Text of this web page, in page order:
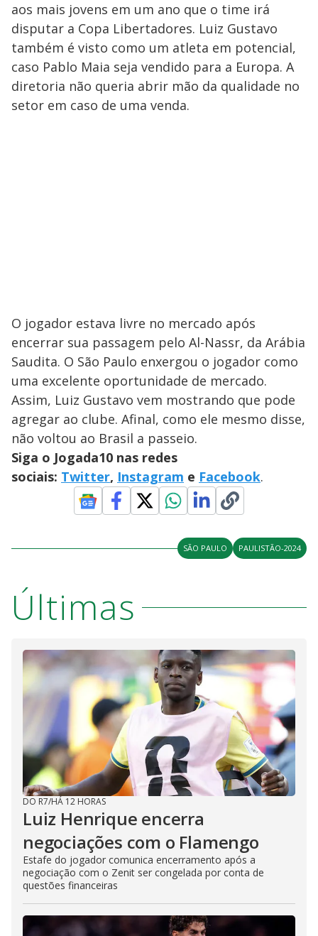
aos mais jovens em um ano que o time irá
disputar a Copa Libertadores. Luiz Gustavo
também é visto como um atleta em potencial,
caso Pablo Maia seja vendido para a Europa. A
diretoria não queria abrir mão da qualidade no
setor em caso de uma venda.
O jogador estava livre no mercado após
encerrar sua passagem pelo Al-Nassr, da Arábia
Saudita. O São Paulo enxergou o jogador como
uma excelente oportunidade de mercado.
Assim, Luiz Gustavo vem mostrando que pode
agregar ao clube. Afinal, como ele mesmo disse,
não voltou ao Brasil a passeio.
Siga o Jogada10 nas redes
sociais: Twitter, Instagram e Facebook.
SÃO PAULO PAULISTÃO-2024
Últimas
DO R7/HÁ 12 HORAS
Luiz Henrique encerra
negociações com o Flamengo
Estafe do jogador comunica encerramento após a
negociação com o Zenit ser congelada por conta de
questões financeiras